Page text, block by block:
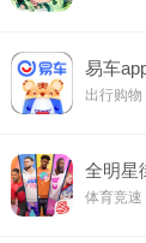
易车
出行购物
体育竞速